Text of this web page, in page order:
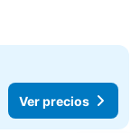
Ver precios